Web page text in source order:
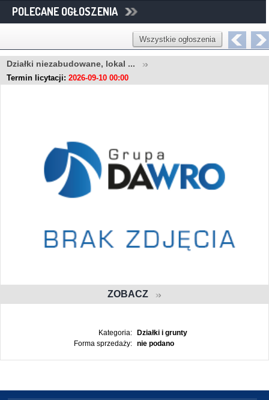
POLECANE OGŁOSZENIA
Wszystkie ogłoszenia
Działki niezabudowane, lokal ...
Termin licytacji: 2026-09-10 00:00
ZOBACZ
Kategoria:
Działki i grunty
Forma sprzedaży:
nie podano